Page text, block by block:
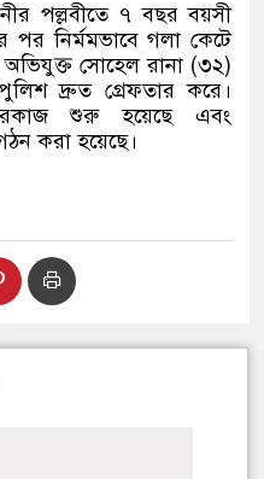
পল্লবীতে ৭ বছর বয়সী
পর নির্মমভাবে গলা কেটে
সোহেল রানা (৩২)
পুলিশ দ্রুত গ্রেফতার করে।
শুরু হয়েছে এবং
করা হয়েছে।